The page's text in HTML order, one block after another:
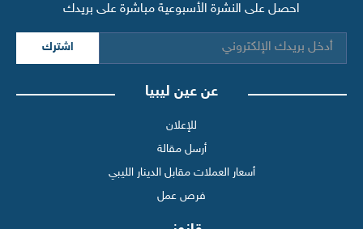
احصل على النشرة الأسبوعية مباشرة على بريدك
اشترك
عن عين ليبيا
للإعلان
أرسل مقالة
أسعار العملات مقابل الدينار الليبي
فرص عمل